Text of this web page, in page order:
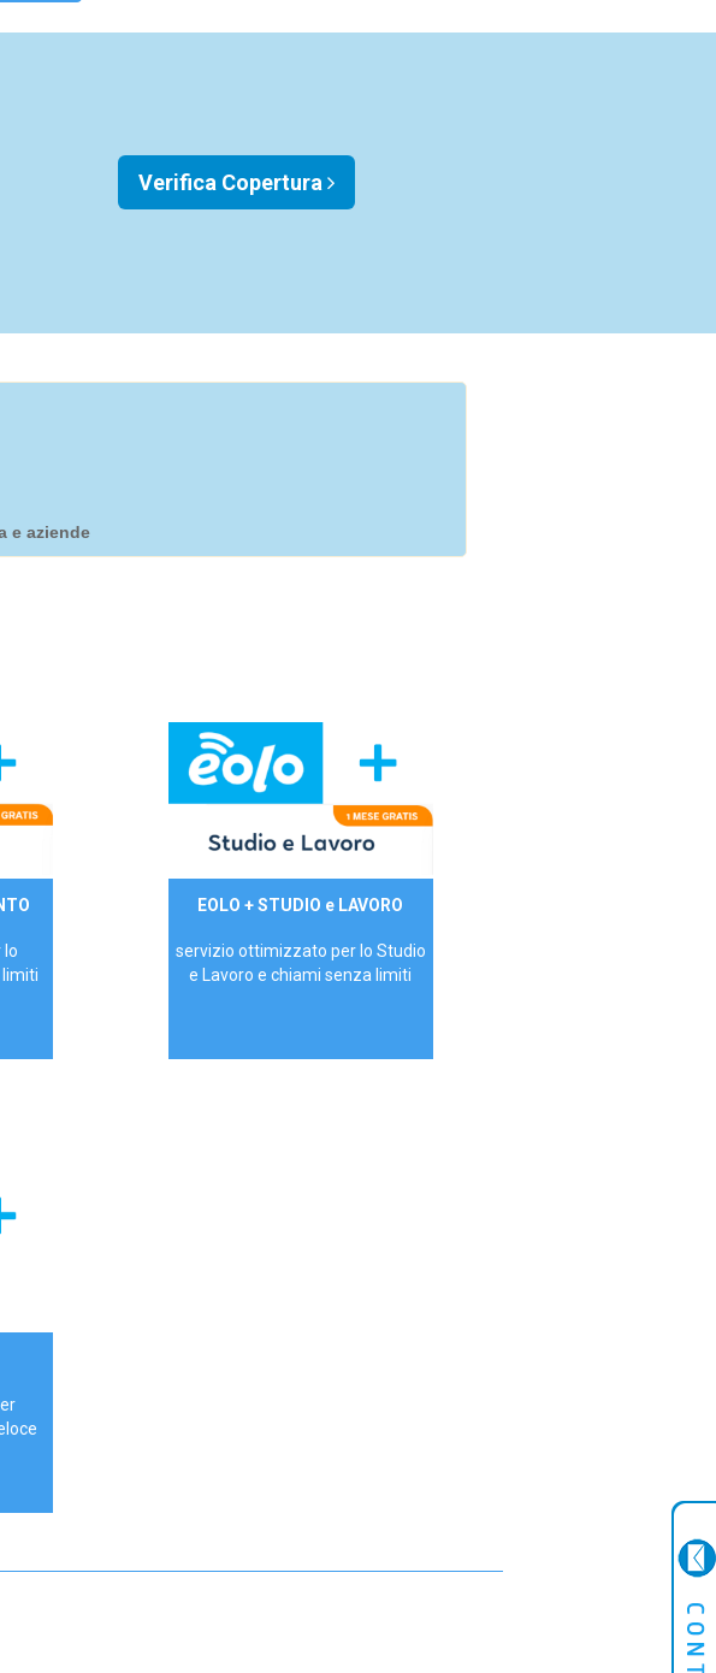
Verifica Copertura
e aziende
lo
29,90€/mese
EOLO + STUDIO e LAVORO
servizio ottimizzato per lo Studio
e Lavoro e chiami senza limiti